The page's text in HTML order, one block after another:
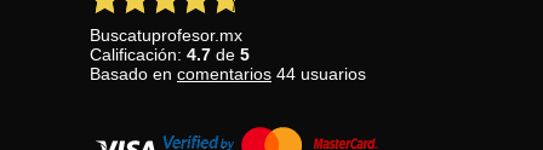
Buscatuprofesor.mx
Calificación: 4.7 de 5
Basado en comentarios 44 usuarios